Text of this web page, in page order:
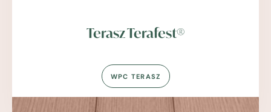
Terasz Terafest®
WPC TERASZ